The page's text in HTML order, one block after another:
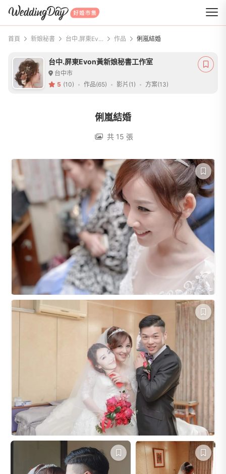
WeddingDay 好婚市集
首頁 新娘秘書 台中.屏東Evon黃新娘秘書工作室 作品 俐嵐結婚
台中.屏東Evon黃新娘秘書工作室
台中市
5 (10) 作品(65) 影片(1) 方案(13)
俐嵐結婚
共 15 張